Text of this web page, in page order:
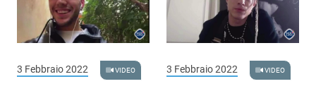
3 Febbraio 2022 VIDEO 3 Febbraio 2022 VIDEO